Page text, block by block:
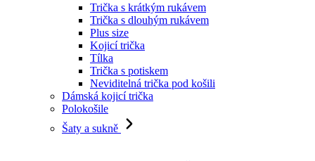
Trička s krátkým rukávem
Trička s dlouhým rukávem
Plus size
Kojicí trička
Tílka
Trička s potiskem
Neviditelná trička pod košili
Dámská kojicí trička
Polokošile
Šaty a sukně